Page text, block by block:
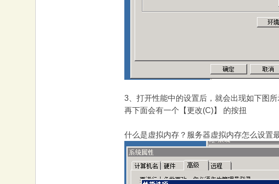
3、打开性能中的设置后，就会出现如下图
再下面会有一个【更改(C)】 的按扭
什么是虚拟内存？服务器虚拟内存怎么设置